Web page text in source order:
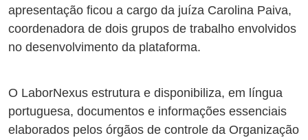
apresentação ficou a cargo da juíza Carolina Paiva,
coordenadora de dois grupos de trabalho envolvidos
no desenvolvimento da plataforma.
O LaborNexus estrutura e disponibiliza, em língua
portuguesa, documentos e informações essenciais
elaborados pelos órgãos de controle da Organização